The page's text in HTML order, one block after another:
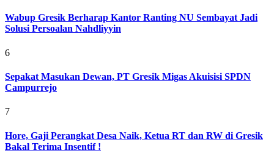
Wabup Gresik Berharap Kantor Ranting NU Sembayat Jadi
Solusi Persoalan Nahdliyyin
6
Sepakat Masukan Dewan, PT Gresik Migas Akuisisi SPDN
Campurrejo
7
Hore, Gaji Perangkat Desa Naik, Ketua RT dan RW di Gresik
Bakal Terima Insentif !